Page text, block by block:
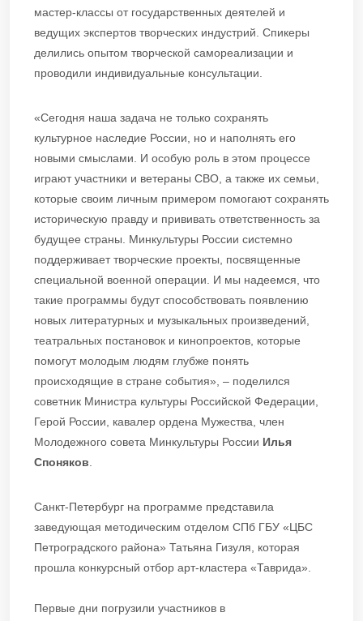
мастер-классы от государственных деятелей и
ведущих экспертов творческих индустрий. Спикеры
делились опытом творческой самореализации и
проводили индивидуальные консультации.
«Сегодня наша задача не только сохранять
культурное наследие России, но и наполнять его
новыми смыслами. И особую роль в этом процессе
играют участники и ветераны СВО, а также их семьи,
которые своим личным примером помогают сохранять
историческую правду и прививать ответственность за
будущее страны. Минкультуры России системно
поддерживает творческие проекты, посвященные
специальной военной операции. И мы надеемся, что
такие программы будут способствовать появлению
новых литературных и музыкальных произведений,
театральных постановок и кинопроектов, которые
помогут молодым людям глубже понять
происходящие в стране события», – поделился
советник Министра культуры Российской Федерации,
Герой России, кавалер ордена Мужества, член
Молодежного совета Минкультуры России Илья
Споняков.
Санкт-Петербург на программе представила
заведующая методическим отделом СПб ГБУ «ЦБС
Петроградского района» Татьяна Гизуля, которая
прошла конкурсный отбор арт-кластера «Таврида».
Первые дни погрузили участников в